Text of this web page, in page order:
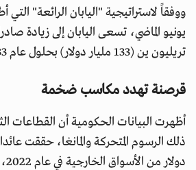
ووفقاً لاستراتيجية "اليابان الرائعة" التي
تريليون ين (133 مليار دولار) بحلول عام 2033.
قرصنة تهدد مكاسب ضخمة
أظهرت البيانات الحكومية أن القطاعات